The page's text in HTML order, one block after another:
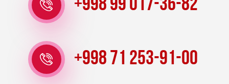
+998 99 017-36-82
+998 71 253-91-00